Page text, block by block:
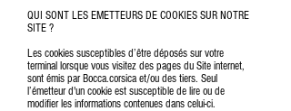
QUI SONT LES EMETTEURS DE COOKIES SUR NOTRE
SITE ?
Les cookies susceptibles d’être déposés sur votre
terminal lorsque vous visitez des pages du Site internet,
sont émis par Bocca.corsica et/ou des tiers. Seul
l’émetteur d'un cookie est susceptible de lire ou de
modifier les informations contenues dans celui-ci.